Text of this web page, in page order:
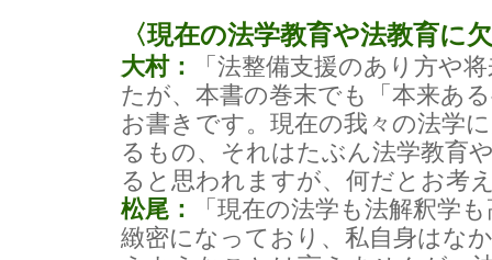
〈現在の法学教育や法教育に
大村：
「法整備支援のあり方や
たが、本書の巻末でも「本来あ
お書きです。現在の我々の法学
るもの、それはたぶん法学教育
ると思われますが、何だとお考
松尾：
「現在の法学も法解釈学
緻密になっており、私自身はな